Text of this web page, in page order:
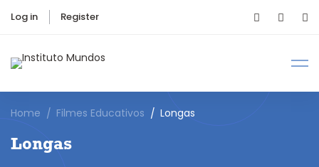
Log in Register
Home Filmes Educativos Longas
Longas